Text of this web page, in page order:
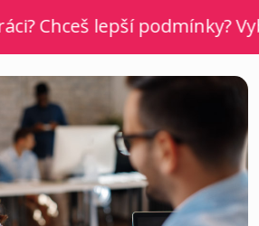
Chceš lepší podmínky?